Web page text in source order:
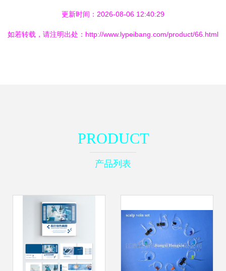
更新时间：2026-08-06 12:40:29
如若转载，请注明出处：http://www.lypeibang.com/product/66.html
PRODUCT
产品列表